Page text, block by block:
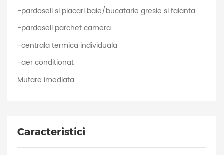
-pardoseli si placari baie/bucatarie gresie si faianta
-pardoseli parchet camera
-centrala termica individuala
-aer conditionat
Mutare imediata
Caracteristici